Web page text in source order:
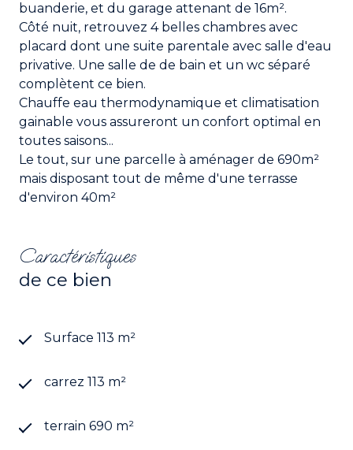
buanderie, et du garage attenant de 16m².
Côté nuit, retrouvez 4 belles chambres avec
placard dont une suite parentale avec salle d'eau
privative. Une salle de de bain et un wc séparé
complètent ce bien.
Chauffe eau thermodynamique et climatisation
gainable vous assureront un confort optimal en
toutes saisons...
Le tout, sur une parcelle à aménager de 690m²
mais disposant tout de même d'une terrasse
d'environ 40m²
Caractéristiques
de ce bien
Surface 113 m²
carrez 113 m²
terrain 690 m²